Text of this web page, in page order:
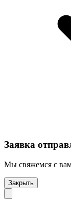
Заявка
Мы свяжемся с
Закрыть